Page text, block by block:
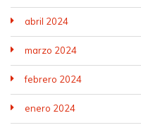
abril 2024
marzo 2024
febrero 2024
enero 2024